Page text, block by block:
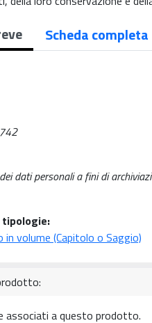
Scheda completa
dati personali a fini di
tipologie:
in volume (Capitolo o Saggio)
associati a questo prodotto.